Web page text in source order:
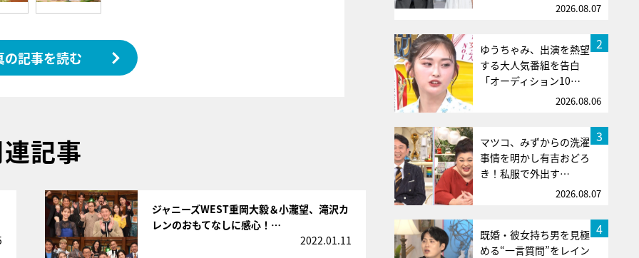
の記事を読む
記事
ジャニーズWEST重岡大毅＆小瀧望、滝沢カ
レンのおもてなしに感心！…
2022.01.11
2026.08.07
2
ゆうちゃみ、出演を熱望
する大人気番組を告白
「オーディション10…
2026.08.06
3
マツコ、みずからの洗濯
事情を明かし有吉おどろ
き！私服で外出す…
2026.08.07
4
既婚・彼女持ち男を見極
める“一言質問”をレイン